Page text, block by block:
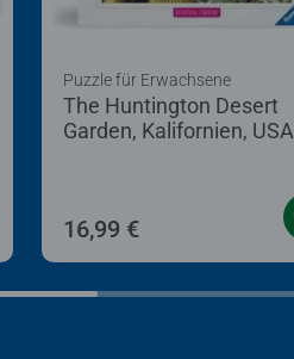
The Huntington Desert
Garden, Kalifornien, USA
Puzzle für Erwachsene
16,99 €